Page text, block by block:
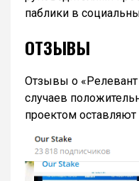
паблики в
ОТЗЫВЫ
Отзывы о
случаев
проектом оставляют